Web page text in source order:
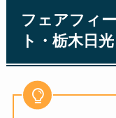
フェアフィ
ト・栃木日